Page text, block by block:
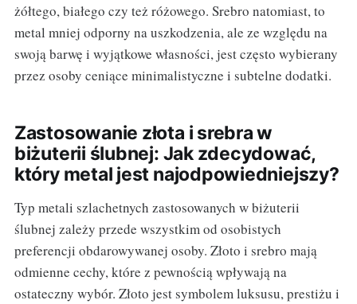
żółtego, białego czy też różowego. Srebro natomiast, to
metal mniej odporny na uszkodzenia, ale ze względu na
swoją barwę i wyjątkowe własności, jest często wybierany
przez osoby ceniące minimalistyczne i subtelne dodatki.
Zastosowanie złota i srebra w
biżuterii ślubnej: Jak zdecydować,
który metal jest najodpowiedniejszy?
Typ metali szlachetnych zastosowanych w biżuterii
ślubnej zależy przede wszystkim od osobistych
preferencji obdarowywanej osoby. Złoto i srebro mają
odmienne cechy, które z pewnością wpływają na
ostateczny wybór. Złoto jest symbolem luksusu, prestiżu i